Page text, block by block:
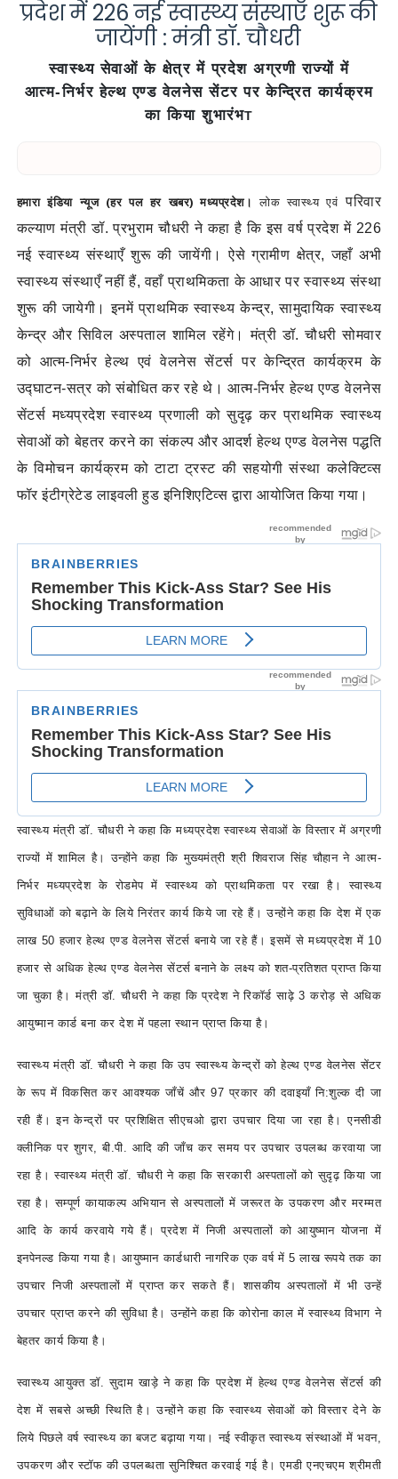
प्रदेश में 226 नई स्वास्थ्य संस्थाएँ शुरू की
जायेंगी : मंत्री डॉ. चौधरी
स्वास्थ्य सेवाओं के क्षेत्र में प्रदेश अग्रणी राज्यों में
आत्म-निर्भर हेल्थ एण्ड वेलनेस सेंटर पर केन्द्रित कार्यक्रम
का किया शुभारंभT
हमारा इंडिया न्यूज (हर पल हर खबर) मध्यप्रदेश। लोक स्वास्थ्य एवं परिवार
कल्याण मंत्री डॉ. प्रभुराम चौधरी ने कहा है कि इस वर्ष प्रदेश में 226
नई स्वास्थ्य संस्थाएँ शुरू की जायेंगी। ऐसे ग्रामीण क्षेत्र, जहाँ अभी
स्वास्थ्य संस्थाएँ नहीं हैं, वहाँ प्राथमिकता के आधार पर स्वास्थ्य संस्था
शुरू की जायेगी। इनमें प्राथमिक स्वास्थ्य केन्द्र, सामुदायिक स्वास्थ्य
केन्द्र और सिविल अस्पताल शामिल रहेंगे। मंत्री डॉ. चौधरी सोमवार
को आत्म-निर्भर हेल्थ एवं वेलनेस सेंटर्स पर केन्द्रित कार्यक्रम के
उद्घाटन-सत्र को संबोधित कर रहे थे। आत्म-निर्भर हेल्थ एण्ड वेलनेस
सेंटर्स मध्यप्रदेश स्वास्थ्य प्रणाली को सुदृढ़ कर प्राथमिक स्वास्थ्य
सेवाओं को बेहतर करने का संकल्प और आदर्श हेल्थ एण्ड वेलनेस पद्धति
के विमोचन कार्यक्रम को टाटा ट्रस्ट की सहयोगी संस्था कलेक्टिव्स
फॉर इंटीग्रेटेड लाइवली हुड इनिशिएटिव्स द्वारा आयोजित किया गया।
स्वास्थ्य मंत्री डॉ. चौधरी ने कहा कि मध्यप्रदेश स्वास्थ्य सेवाओं के विस्तार में अग्रणी
राज्यों में शामिल है। उन्होंने कहा कि मुख्यमंत्री श्री शिवराज सिंह चौहान ने आत्म-
निर्भर मध्यप्रदेश के रोडमेप में स्वास्थ्य को प्राथमिकता पर रखा है। स्वास्थ्य
सुविधाओं को बढ़ाने के लिये निरंतर कार्य किये जा रहे हैं। उन्होंने कहा कि देश में एक
लाख 50 हजार हेल्थ एण्ड वेलनेस सेंटर्स बनाये जा रहे हैं। इसमें से मध्यप्रदेश में 10
हजार से अधिक हेल्थ एण्ड वेलनेस सेंटर्स बनाने के लक्ष्य को शत-प्रतिशत प्राप्त किया
जा चुका है। मंत्री डॉ. चौधरी ने कहा कि प्रदेश ने रिकॉर्ड साढ़े 3 करोड़ से अधिक
आयुष्मान कार्ड बना कर देश में पहला स्थान प्राप्त किया है।
स्वास्थ्य मंत्री डॉ. चौधरी ने कहा कि उप स्वास्थ्य केन्द्रों को हेल्थ एण्ड वेलनेस सेंटर
के रूप में विकसित कर आवश्यक जाँचें और 97 प्रकार की दवाइयाँ नि:शुल्क दी जा
रही हैं। इन केन्द्रों पर प्रशिक्षित सीएचओ द्वारा उपचार दिया जा रहा है। एनसीडी
क्लीनिक पर शुगर, बी.पी. आदि की जाँच कर समय पर उपचार उपलब्ध करवाया जा
रहा है। स्वास्थ्य मंत्री डॉ. चौधरी ने कहा कि सरकारी अस्पतालों को सुदृढ़ किया जा
रहा है। सम्पूर्ण कायाकल्प अभियान से अस्पतालों में जरूरत के उपकरण और मरम्मत
आदि के कार्य करवाये गये हैं। प्रदेश में निजी अस्पतालों को आयुष्मान योजना में
इनपेनल्ड किया गया है। आयुष्मान कार्डधारी नागरिक एक वर्ष में 5 लाख रूपये तक का
उपचार निजी अस्पतालों में प्राप्त कर सकते हैं। शासकीय अस्पतालों में भी उन्हें
उपचार प्राप्त करने की सुविधा है। उन्होंने कहा कि कोरोना काल में स्वास्थ्य विभाग ने
बेहतर कार्य किया है।
स्वास्थ्य आयुक्त डॉ. सुदाम खाड़े ने कहा कि प्रदेश में हेल्थ एण्ड वेलनेस सेंटर्स की
देश में सबसे अच्छी स्थिति है। उन्होंने कहा कि स्वास्थ्य सेवाओं को विस्तार देने के
लिये पिछले वर्ष स्वास्थ्य का बजट बढ़ाया गया। नई स्वीकृत स्वास्थ्य संस्थाओं में भवन,
उपकरण और स्टॉफ की उपलब्धता सुनिश्चित करवाई गई है। एमडी एनएचएम श्रीमती